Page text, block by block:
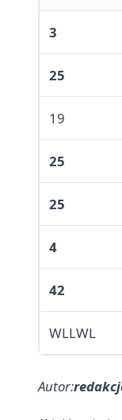
3
25
19
25
25
4
42
WLLWL
Autor: